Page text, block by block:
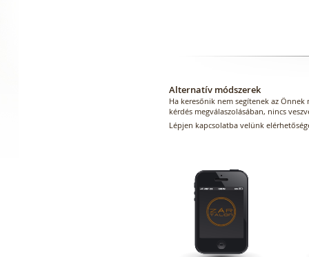
Alternatív módszerek
Ha keresőnik nem segítenek az
kérdés megválaszolásában, nincs
Lépjen kapcsolatba velünk